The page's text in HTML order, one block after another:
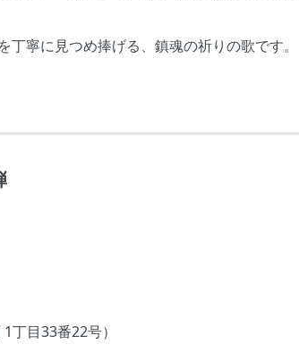
寧に見つめ捧げる、鎮魂の祈りの歌です。
丁目33番22号）